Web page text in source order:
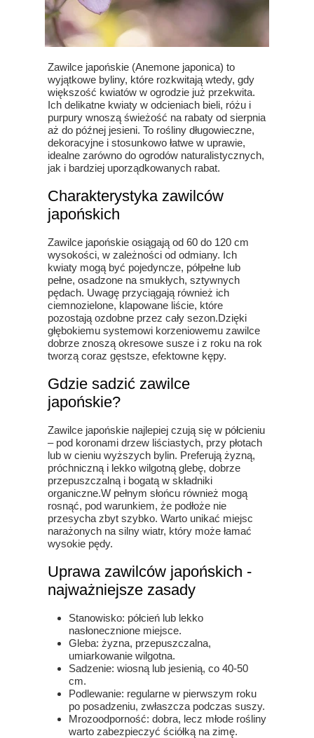
Zawilce japońskie (Anemone japonica) to
wyjątkowe byliny, które rozkwitają wtedy, gdy
większość kwiatów w ogrodzie już przekwita.
Ich delikatne kwiaty w odcieniach bieli, różu i
purpury wnoszą świeżość na rabaty od sierpnia
aż do późnej jesieni. To rośliny długowieczne,
dekoracyjne i stosunkowo łatwe w uprawie,
idealne zarówno do ogrodów naturalistycznych,
jak i bardziej uporządkowanych rabat.
Charakterystyka zawilców
japońskich
Zawilce japońskie osiągają od 60 do 120 cm
wysokości, w zależności od odmiany. Ich
kwiaty mogą być pojedyncze, półpełne lub
pełne, osadzone na smukłych, sztywnych
pędach. Uwagę przyciągają również ich
ciemnozielone, klapowane liście, które
pozostają ozdobne przez cały sezon.Dzięki
głębokiemu systemowi korzeniowemu zawilce
dobrze znoszą okresowe susze i z roku na rok
tworzą coraz gęstsze, efektowne kępy.
Gdzie sadzić zawilce
japońskie?
Zawilce japońskie najlepiej czują się w półcieniu
– pod koronami drzew liściastych, przy płotach
lub w cieniu wyższych bylin. Preferują żyzną,
próchniczną i lekko wilgotną glebę, dobrze
przepuszczalną i bogatą w składniki
organiczne.W pełnym słońcu również mogą
rosnąć, pod warunkiem, że podłoże nie
przesycha zbyt szybko. Warto unikać miejsc
narażonych na silny wiatr, który może łamać
wysokie pędy.
Uprawa zawilców japońskich -
najważniejsze zasady
Stanowisko: półcień lub lekko
nasłonecznione miejsce.
Gleba: żyzna, przepuszczalna,
umiarkowanie wilgotna.
Sadzenie: wiosną lub jesienią, co 40-50
cm.
Podlewanie: regularne w pierwszym roku
po posadzeniu, zwłaszcza podczas suszy.
Mrozoodporność: dobra, lecz młode rośliny
warto zabezpieczyć ściółką na zimę.